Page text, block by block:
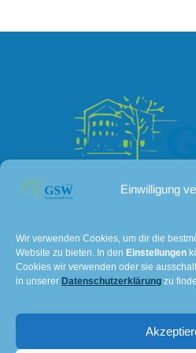
Einwilligung
Wir verwenden Cookies, um dir die
Website zu bieten. In den Einstellungen
Cookies wir verwenden oder sie
in unserer Datenschutzerklärung zu
Lissaer
28237
Tel: 0421 –